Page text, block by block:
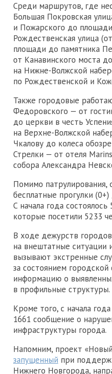
Среди маршрутов, где
Большая Покровская
и Пожарского до
Рождественская улица
площади до памятника
от Канавинского моста
на Нижне-Волжской
по Рождественской и
Также городовые
Федоровского — от
до церкви в честь
на Верхне-Волжской
Чкалову до колеса
Стрелки — от отеля
собора Александра
Помимо патрулирования,
бесплатные прогулки
С начала года
которые посетили 5233
В ходе дежурств
на внештатные ситуации
вызывают экстренные
за состоянием
информацию о
в профильные структуры.
Кроме того, с начала
1661 сообщение о
инфраструктуры города.
Напомним, проект
запущенный при
Нижнего Новгорода,